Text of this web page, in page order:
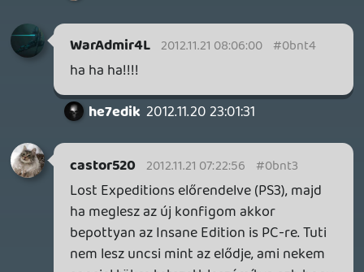
Rey92 2012.11.20 23:21:03 #0bnsz
Előrendeltem!Remélem nem fogom
megbánni és unom magam halálra mint a
második rész esetében!
he7edik
A KZ3-ból lopták...
casper007
2012.11.20 21:23:27
he7edik 2012.11.20 23:01:31
Kár hogy nem értesz hozzá...